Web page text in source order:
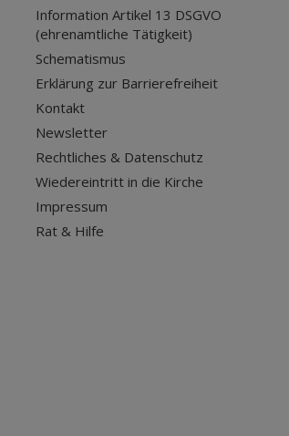
Information Artikel 13 DSGVO
(ehrenamtliche Tätigkeit)
Schematismus
Erklärung zur Barrierefreiheit
Kontakt
Newsletter
Rechtliches & Datenschutz
Wiedereintritt in die Kirche
Impressum
Rat & Hilfe